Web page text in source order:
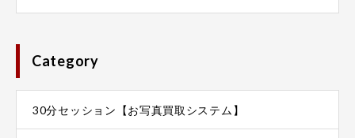
Category
30分セッション【お写真買取システム】